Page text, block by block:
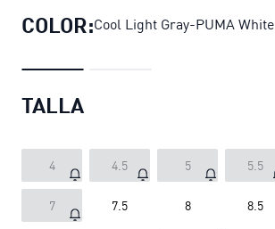
COLOR:Cool Light Gray-PUMA White
TALLA
4 4.5 5 5.5
7 7.5 8 8.5